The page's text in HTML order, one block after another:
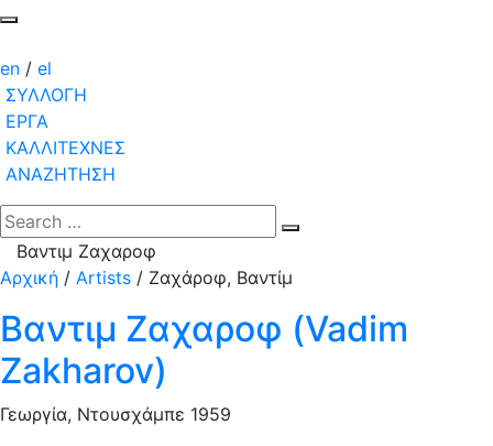
en / el
ΣΥΛΛΟΓΗ
ΕΡΓΑ
ΚΑΛΛΙΤΕΧΝΕΣ
ΑΝΑΖΗΤΗΣΗ
Βαντιμ Ζαχαροφ
Αρχική / Artists / Ζαχάροφ, Βαντίμ
Βαντιμ Ζαχαροφ (Vadim
Zakharov)
Γεωργία, Ντουσχάμπε 1959